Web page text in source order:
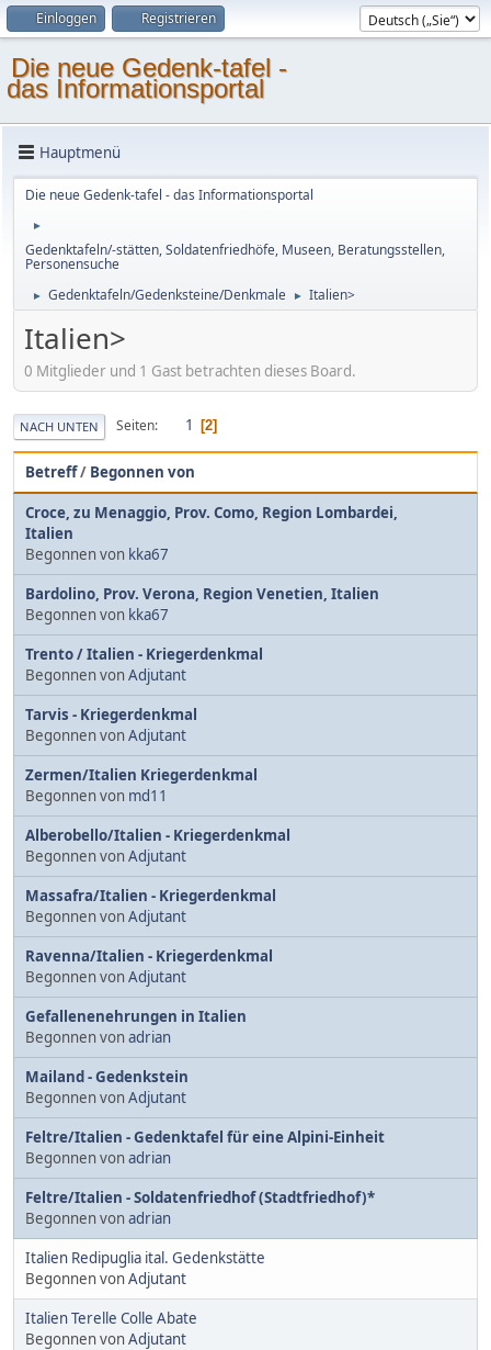
Einloggen Registrieren
Die neue Gedenk-tafel -
das Informationsportal
Hauptmenü
Die neue Gedenk-tafel - das Informationsportal
►
Gedenktafeln/-stätten, Soldatenfriedhöfe, Museen, Beratungsstellen,
Personensuche
► Gedenktafeln/Gedenksteine/Denkmale ► Italien>
Italien>
0 Mitglieder und 1 Gast betrachten dieses Board.
NACH UNTEN Seiten 1 2
Betreff/ Begonnen von
Croce, zu Menaggio, Prov. Como, Region Lombardei,
Italien
Begonnen von kka67
Bardolino, Prov. Verona, Region Venetien, Italien
Begonnen von kka67
Trento / Italien - Kriegerdenkmal
Begonnen vonAdjutant
Tarvis - Kriegerdenkmal
Begonnen vonAdjutant
Zermen/Italien Kriegerdenkmal
Begonnen von md11
Alberobello/Italien - Kriegerdenkmal
Begonnen vonAdjutant
Massafra/Italien - Kriegerdenkmal
Begonnen vonAdjutant
Ravenna/Italien - Kriegerdenkmal
Begonnen vonAdjutant
Gefallenenehrungen in Italien
Begonnen vonadrian
Mailand - Gedenkstein
Begonnen vonAdjutant
Feltre/Italien - Gedenktafel für eine Alpini-Einheit
Begonnen vonadrian
Feltre/Italien - Soldatenfriedhof (Stadtfriedhof)*
Begonnen vonadrian
Italien Redipuglia ital. Gedenkstätte
Begonnen vonAdjutant
Italien Terelle Colle Abate
Begonnen vonAdjutant